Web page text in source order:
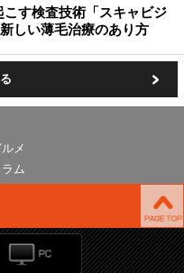
す検査技術「スキャビジ
しい薄毛治療のあり方
メ
ラム